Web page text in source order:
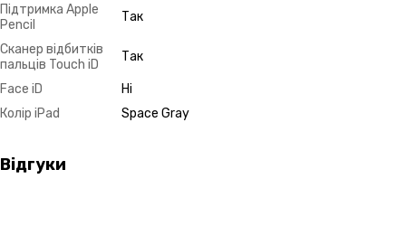
Підтримка Apple
Pencil
Так
Сканер відбитків
пальців Touch iD
Так
Face iD
Ні
Колір iPad
Space Gray
Відгуки